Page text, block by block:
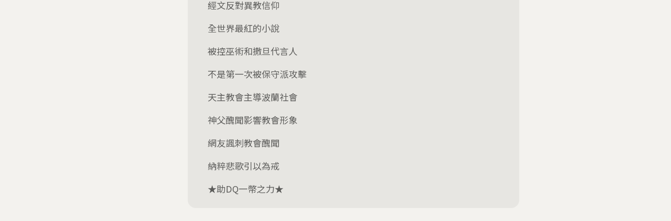
經文反對異教信仰
全世界最紅的小說
被控巫術和撒旦代言人
不是第一次被保守派攻擊
天主教會主導波蘭社會
神父醜聞影響教會形象
網友諷刺教會醜聞
納粹悲歌引以為戒
★助DQ一幣之力★